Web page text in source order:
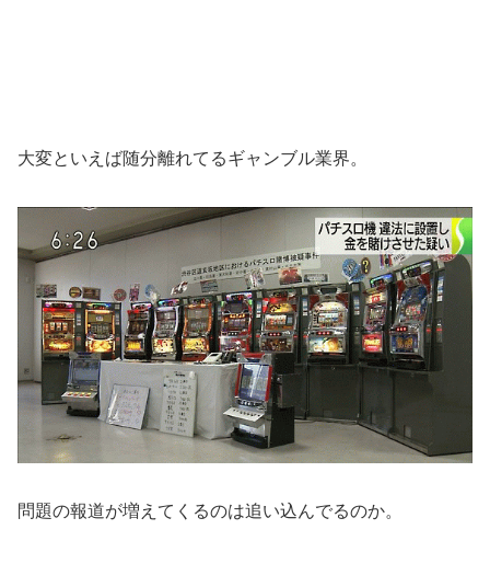
大変といえば随分離れてるギャンブル業界。
問題の報道が増えてくるのは追い込んでるのか。